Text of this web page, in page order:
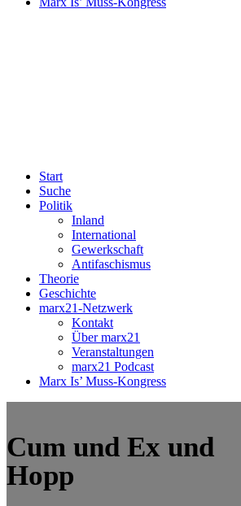
Start
Suche
Politik
Inland
International
Gewerkschaft
Antifaschismus
Theorie
Geschichte
marx21-Netzwerk
Kontakt
Über marx21
Veranstaltungen
marx21 Podcast
Marx Is’ Muss-Kongress
Cum und Ex und
Hopp